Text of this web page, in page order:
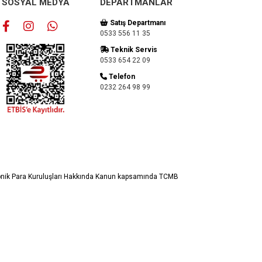
SOSYAL MEDYA DEPARTMANLAR
Satış Departmanı
0533 556 11 35
Teknik Servis
0533 654 22 09
Telefon
0232 264 98 99
Para Kuruluşları Hakkında Kanun kapsamında TCMB